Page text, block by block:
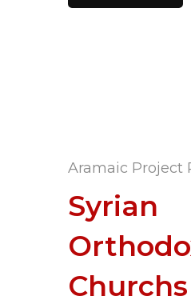
Aramaic Project
Syrian
Churchs